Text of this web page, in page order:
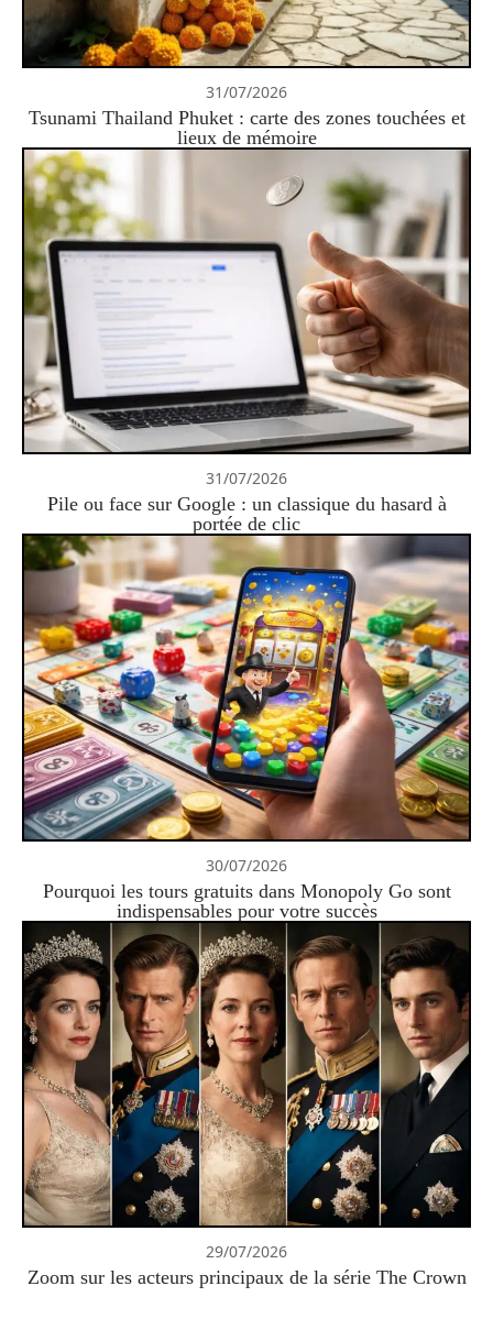
31/07/2026
Tsunami Thailand Phuket : carte des zones touchées et
lieux de mémoire
31/07/2026
Pile ou face sur Google : un classique du hasard à
portée de clic
30/07/2026
Pourquoi les tours gratuits dans Monopoly Go sont
indispensables pour votre succès
29/07/2026
Zoom sur les acteurs principaux de la série The Crown